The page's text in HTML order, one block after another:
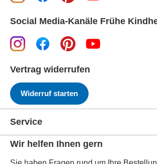
Social Media-Kanäle Frühe
Vertrag widerrufen
Widerruf starten
Service
Wir helfen Ihnen gern